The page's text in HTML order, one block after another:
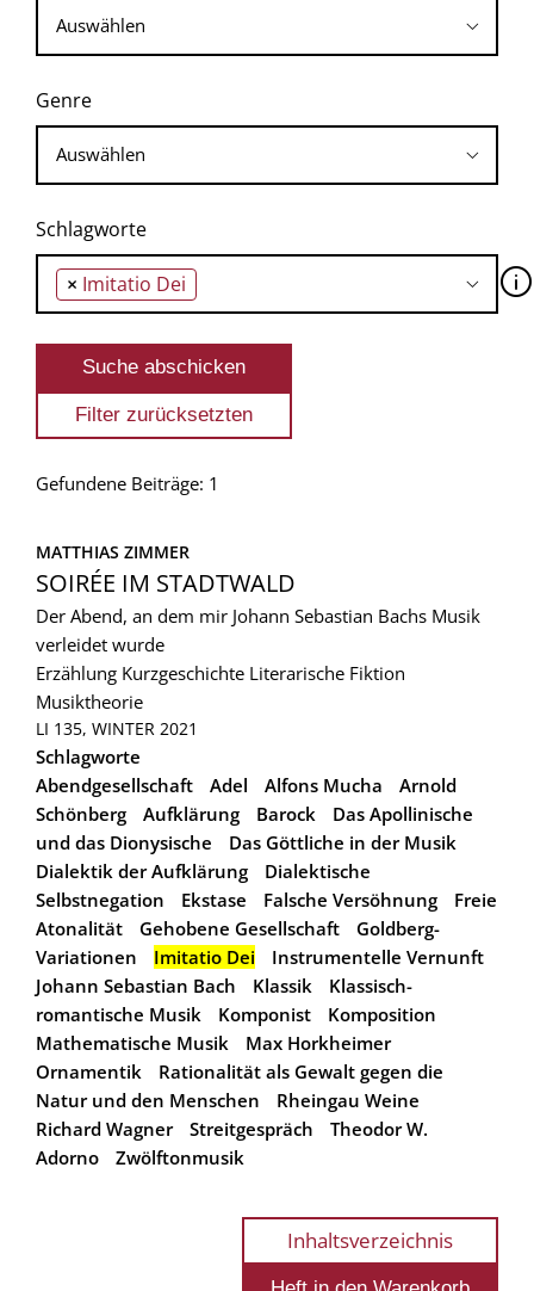
Genre
Schlagworte
× Imitatio Dei 🛈
Gefundene Beiträge: 1
MATTHIAS ZIMMER
SOIRÉE IM STADTWALD
Der Abend, an dem mir Johann Sebastian Bachs Musik
verleidet wurde
Erzählung Kurzgeschichte Literarische Fiktion
Musiktheorie
LI 135, WINTER 2021
Schlagworte
Abendgesellschaft
Adel Alfons Mucha
Arnold
Schönberg
Aufklärung Barock
Das Apollinische
und das Dionysische
Das Göttliche in der Musik
Dialektik der Aufklärung
Dialektische
Selbstnegation
Ekstase Falsche Versöhnung
Freie
Atonalität
Gehobene Gesellschaft
Goldberg-
Variationen
Imitatio Dei
Instrumentelle Vernunft
Johann Sebastian Bach
Klassik
Klassisch-
romantische Musik
Komponist
Komposition
Mathematische Musik
Max Horkheimer
Ornamentik
Rationalität als Gewalt gegen die
Natur und den Menschen
Rheingau Weine
Richard Wagner
Streitgespräch
Theodor W.
Adorno
Zwölftonmusik
Inhaltsverzeichnis